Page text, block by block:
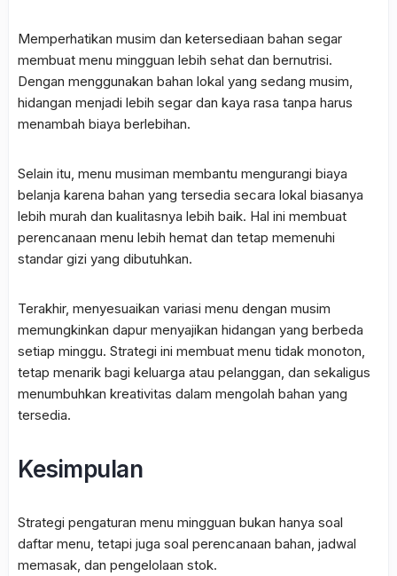
Memperhatikan musim dan ketersediaan bahan segar
membuat menu mingguan lebih sehat dan bernutrisi.
Dengan menggunakan bahan lokal yang sedang musim,
hidangan menjadi lebih segar dan kaya rasa tanpa harus
menambah biaya berlebihan.
Selain itu, menu musiman membantu mengurangi biaya
belanja karena bahan yang tersedia secara lokal biasanya
lebih murah dan kualitasnya lebih baik. Hal ini membuat
perencanaan menu lebih hemat dan tetap memenuhi
standar gizi yang dibutuhkan.
Terakhir, menyesuaikan variasi menu dengan musim
memungkinkan dapur menyajikan hidangan yang berbeda
setiap minggu. Strategi ini membuat menu tidak monoton,
tetap menarik bagi keluarga atau pelanggan, dan sekaligus
menumbuhkan kreativitas dalam mengolah bahan yang
tersedia.
Kesimpulan
Strategi pengaturan menu mingguan bukan hanya soal
daftar menu, tetapi juga soal perencanaan bahan, jadwal
memasak, dan pengelolaan stok.